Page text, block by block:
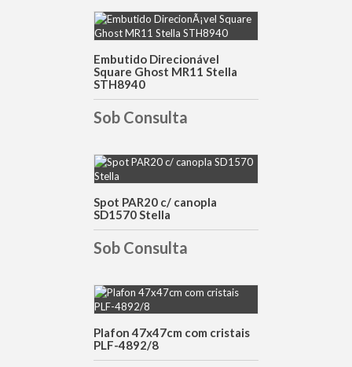
DETALHES
Embutido Direcionável
Square Ghost MR11 Stella
STH8940
Sob Consulta
DETALHES
Spot PAR20 c/ canopla
SD1570 Stella
Sob Consulta
DETALHES
Plafon 47x47cm com cristais
PLF-4892/8